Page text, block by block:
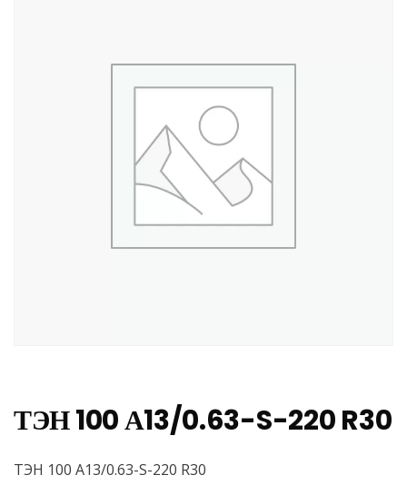
ТЭН 100 А13/0.63-S-220 R30
ТЭН 100 А13/0.63-S-220 R30